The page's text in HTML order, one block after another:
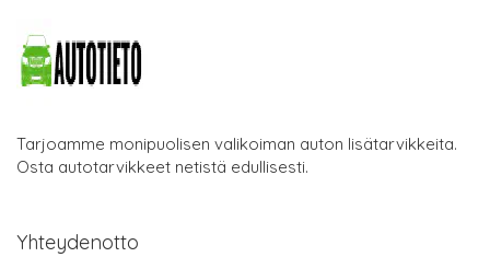
Tarjoamme monipuolisen valikoiman auton lisätarvikkeita.
Osta autotarvikkeet netistä edullisesti.
Yhteydenotto